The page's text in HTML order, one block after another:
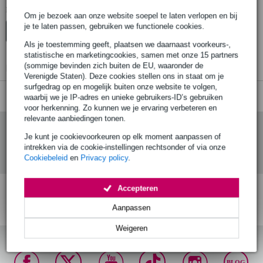
Om je bezoek aan onze website soepel te laten verlopen en bij
je te laten passen, gebruiken we functionele cookies.
Als je toestemming geeft, plaatsen we daarnaast voorkeurs-,
statistische en marketingcookies, samen met onze 15 partners
(sommige bevinden zich buiten de EU, waaronder de
Verenigde Staten). Deze cookies stellen ons in staat om je
surfgedrag op en mogelijk buiten onze website te volgen,
waarbij we je IP-adres en unieke gebruikers-ID’s gebruiken
voor herkenning. Zo kunnen we je ervaring verbeteren en
relevante aanbiedingen tonen.
Je kunt je cookievoorkeuren op elk moment aanpassen of
intrekken via de cookie-instellingen rechtsonder of via onze
Cookiebeleid en Privacy policy.
Weigeren
Aanpassen
Accepteren
Top-10
Er zijn geen producten gevonden.
maandag in huis (mits